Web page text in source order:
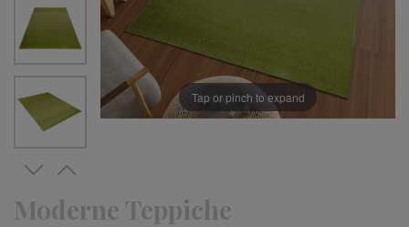
Tap or pinch to expand
Moderne Teppiche